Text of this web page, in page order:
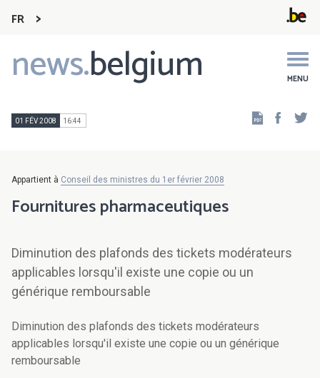
FR
news.belgium MENU
Main
navigation
01 FÉV 2008 16:44
Appartient à Conseil des ministres du 1er février 2008
Fournitures pharmaceutiques
Diminution des plafonds des tickets modérateurs
applicables lorsqu'il existe une copie ou un
générique remboursable
Diminution des plafonds des tickets modérateurs
applicables lorsqu'il existe une copie ou un générique
remboursable